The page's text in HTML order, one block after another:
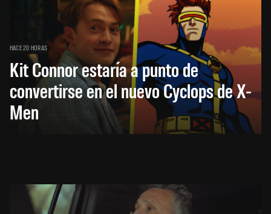
HACE 20 HORAS
Kit Connor estaría a punto de
convertirse en el nuevo Cyclops de X-
Men